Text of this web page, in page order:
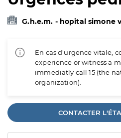
G.h.e.m. - hopital simone
En cas d'urgence vitale,
experience or witness a
immediatly call 15 (the
organization).
CONTACTER